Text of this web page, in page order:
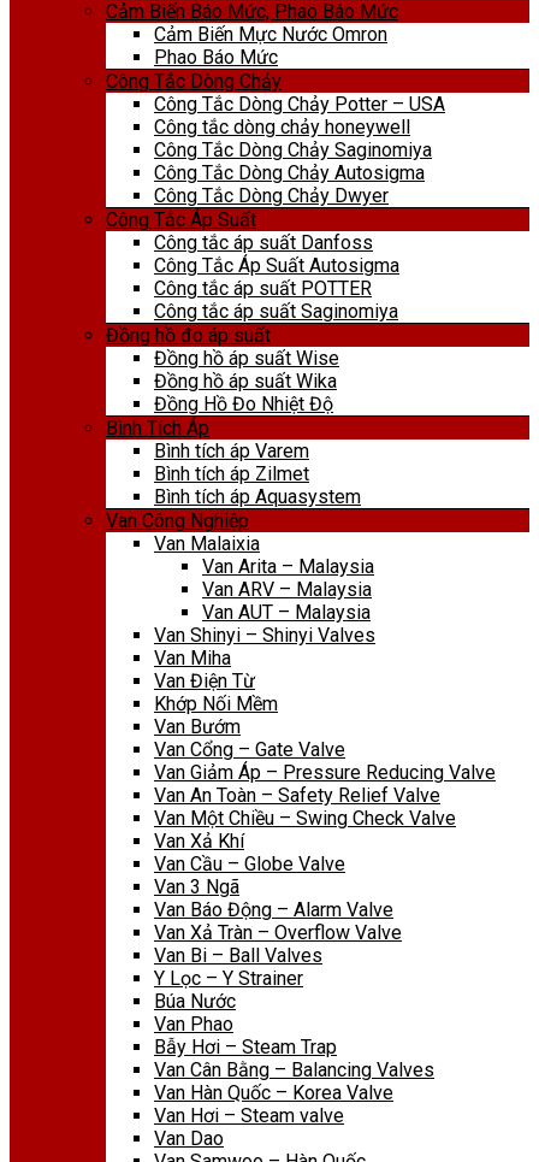
Cảm Biến Báo Mức, Phao Báo Mức
Cảm Biến Mực Nước Omron
Phao Báo Mức
Công Tắc Dòng Chảy
Công Tắc Dòng Chảy Potter – USA
Công tắc dòng chảy honeywell
Công Tắc Dòng Chảy Saginomiya
Công Tắc Dòng Chảy Autosigma
Công Tắc Dòng Chảy Dwyer
Công Tắc Áp Suất
Công tắc áp suất Danfoss
Công Tắc Áp Suất Autosigma
Công tắc áp suất POTTER
Công tắc áp suất Saginomiya
Đồng hồ đo áp suất
Đồng hồ áp suất Wise
Đồng hồ áp suất Wika
Đồng Hồ Đo Nhiệt Độ
Bình Tích Áp
Bình tích áp Varem
Bình tích áp Zilmet
Bình tích áp Aquasystem
Van Công Nghiệp
Van Malaixia
Van Arita – Malaysia
Van ARV – Malaysia
Van AUT – Malaysia
Van Shinyi – Shinyi Valves
Van Miha
Van Điện Từ
Khớp Nối Mềm
Van Bướm
Van Cổng – Gate Valve
Van Giảm Áp – Pressure Reducing Valve
Van An Toàn – Safety Relief Valve
Van Một Chiều – Swing Check Valve
Van Xả Khí
Van Cầu – Globe Valve
Van 3 Ngã
Van Báo Động – Alarm Valve
Van Xả Tràn – Overflow Valve
Van Bi – Ball Valves
Y Lọc – Y Strainer
Búa Nước
Van Phao
Bẫy Hơi – Steam Trap
Van Cân Bằng – Balancing Valves
Van Hàn Quốc – Korea Valve
Van Hơi – Steam valve
Van Dao